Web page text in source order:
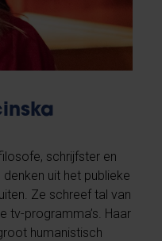
schrijfster en
uit het publieke
Ze schreef tal van
tv-programma’s. Haar
humanistisch